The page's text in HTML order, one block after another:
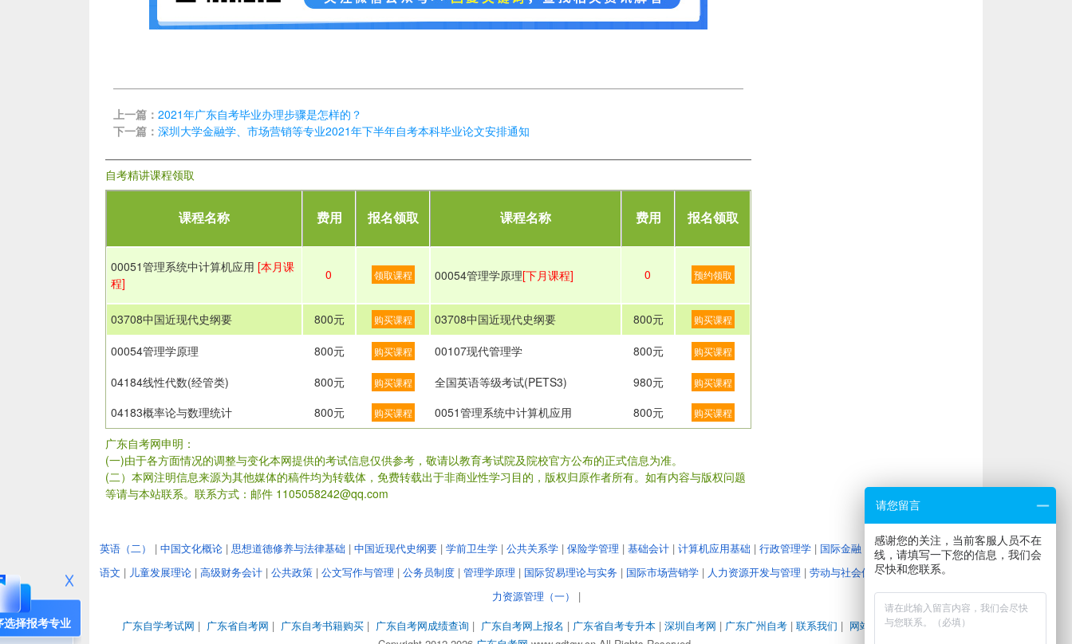
上一篇： 2021年广东自考毕业办理步骤是怎样的？
下一篇： 深圳大学金融学、市场营销等专业2021年下半年自考本科毕业论文安排通知
自考精讲课程领取
课程名称 费用 报名领取 课程名称 费用 报名领取
00051管理系统中计算机应用 [本月课
程]
0 领取课程 00054管理学原理[下月课程] 0 预约领取
03708中国近现代史纲要 800元 购买课程 03708中国近现代史纲要 800元 购买课程
00054管理学原理 800元 购买课程 00107现代管理学 800元 购买课程
04184线性代数(经管类) 800元 购买课程 全国英语等级考试(PETS3) 980元 购买课程
04183概率论与数理统计 800元 购买课程 0051管理系统中计算机应用 800元 购买课程
广东自考网申明：
(一)由于各方面情况的调整与变化本网提供的考试信息仅供参考，敬请以教育考试院及院校官方公布的正式信息为准。
(二）本网注明信息来源为其他媒体的稿件均为转载体，免费转载出于非商业性学习目的，版权归原作者所有。如有内容与版权问题
等请与本站联系。联系方式：邮件 1105058242@qq.com
选择报考专业
英语（二） | 中国文化概论 | 思想道德修养与法律基础 | 中国近现代史纲要 | 学前卫生学 | 公共关系学 | 保险学管理 | 基础会计 | 计算机应用基础 | 行政管理学 | 国际金融 教育管理心理学|大学
语文 | 儿童发展理论 | 高级财务会计 | 公共政策 | 公文写作与管理 | 公务员制度 | 管理学原理 | 国际贸易理论与实务 | 国际市场营销学 | 人力资源开发与管理 | 劳动与社会保障|企业经营战略
力资源管理（一）
|
广东自学考试网 | 广东省自考网 | 广东自考书籍购买 | 广东自考网成绩查询 | 广东自考网上报名 | 广东省自考专升本 | 深圳自考网 | 广东广州自考 | 联系我们 | 网站地图|地图路径|
请您留言
感谢您的关注，当前客服人员不在
线，请填写一下您的信息，我们会
尽快和您联系。